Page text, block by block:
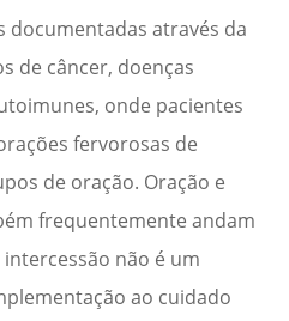
documentadas através da
de câncer, doenças
onde pacientes
fervorosas de
de oração. Oração e
frequentemente andam
não é um
ao cuidado